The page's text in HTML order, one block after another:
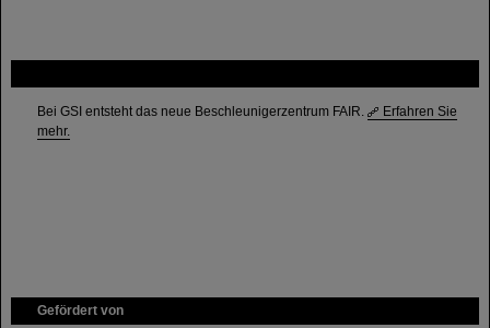
Bei GSI entsteht das neue Beschleunigerzentrum FAIR.
Erfahren Sie
mehr.
Gefördert von